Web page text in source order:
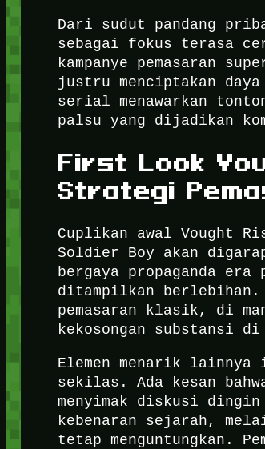
Dari sudut pandang
sebagai fokus terasa
kampanye pemasaran
justru menciptakan
serial menawarkan
palsu yang dijadikan
First Look
Strategi
Cuplikan awal Vought
Soldier Boy akan
bergaya propaganda
ditampilkan berlebihan.
pemasaran klasik, di
kekosongan substansi
Elemen menarik lainnya
sekilas. Ada kesan
menyimak diskusi
kebenaran sejarah,
tetap menguntungkan.